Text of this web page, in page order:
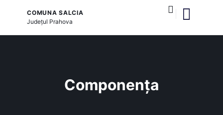
COMUNA SALCIA
Județul Prahova
Componența